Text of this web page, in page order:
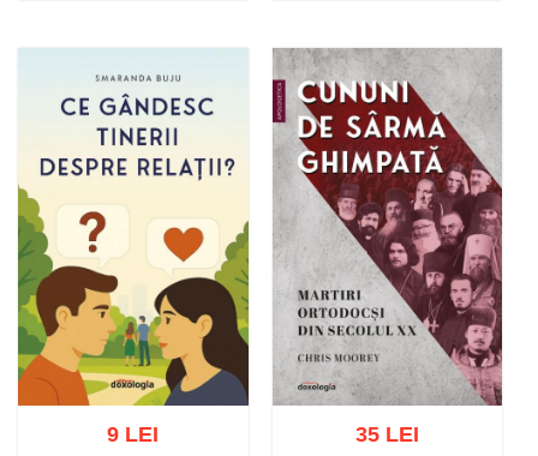
Adaugă în coș Wishlist Adaugă în coș Wishlist
9 LEI 35 LEI